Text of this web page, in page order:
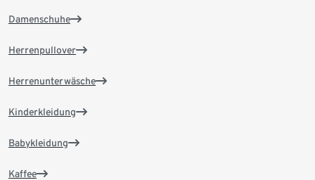
Damenschuhe
Herrenpullover
Herrenunterwäsche
Kinderkleidung
Babykleidung
Kaffee